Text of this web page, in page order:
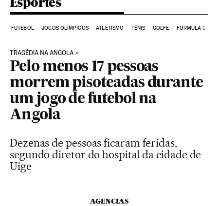
FUTEBOL JOGOS OLÍMPICOS ATLETISMO TÊNIS GOLFE FORMULA 1
TRAGÉDIA NA ANGOLA
Pelo menos 17 pessoas
morrem pisoteadas durante
um jogo de futebol na
Angola
Dezenas de pessoas ficaram feridas,
segundo diretor do hospital da cidade de
Uige
AGENCIAS